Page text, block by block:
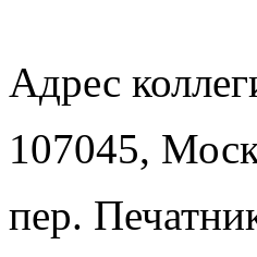
Адрес
107045,
пер.